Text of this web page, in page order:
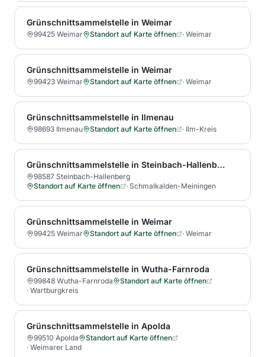
Grünschnittsammelstelle in Weimar
99425 Weimar Standort auf Karte öffnen · Weimar
Grünschnittsammelstelle in Weimar
99423 Weimar Standort auf Karte öffnen · Weimar
Grünschnittsammelstelle in Ilmenau
98693 Ilmenau Standort auf Karte öffnen · Ilm-Kreis
Grünschnittsammelstelle in Steinbach-Hallenberg
98587 Steinbach-Hallenberg
Standort auf Karte öffnen
· Schmalkalden-Meiningen
Grünschnittsammelstelle in Weimar
99425 Weimar Standort auf Karte öffnen · Weimar
Grünschnittsammelstelle in Wutha-Farnroda
99848 Wutha-Farnroda
Standort auf Karte öffnen
· Wartburgkreis
Grünschnittsammelstelle in Apolda
99510 Apolda
Standort auf Karte öffnen
· Weimarer Land